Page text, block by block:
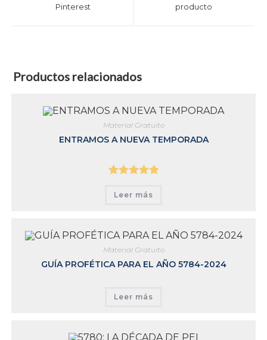
Pinterest producto
Productos relacionados
Material Gratuito
ENTRAMOS A NUEVA TEMPORADA
5.00 de 5
Leer más
Material Gratuito
GUÍA PROFÉTICA PARA EL AÑO 5784-2024
Leer más